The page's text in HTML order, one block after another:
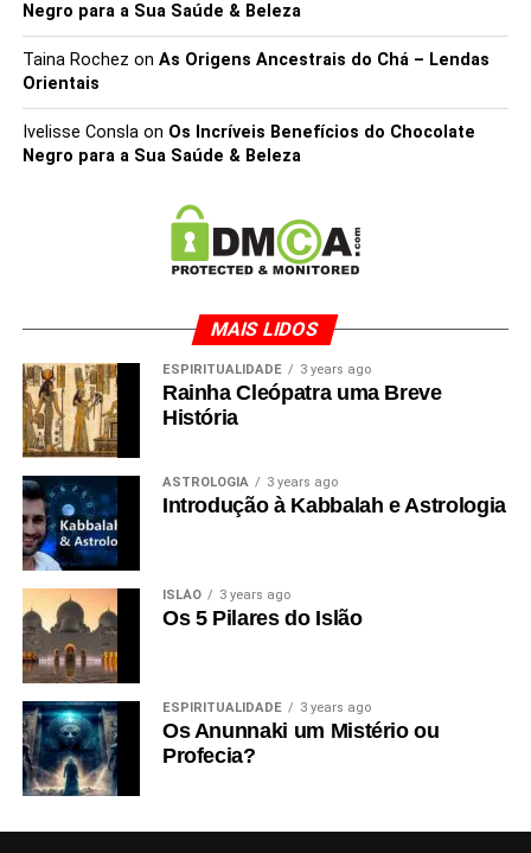
Negro para a Sua Saúde & Beleza
Taina Rochez on As Origens Ancestrais do Chá – Lendas
Orientais
Ivelisse Conslaon Os Incríveis Benefícios do Chocolate
Negro para a Sua Saúde & Beleza
MAIS LIDOS
ESPIRITUALIDADE 3 years ago
Rainha Cleópatra uma Breve
História
ASTROLOGIA 3 years ago
Introdução à Kabbalah e Astrologia
ISLÃO 3 years ago
Os 5 Pilares do Islão
ESPIRITUALIDADE 3 years ago
Os Anunnaki um Mistério ou
Profecia?